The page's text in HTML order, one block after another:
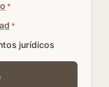
*
*
jurídicos